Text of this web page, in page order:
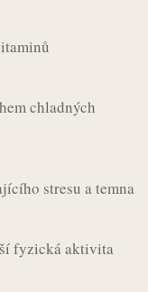
chladných
stresu a temna
fyzická aktivita